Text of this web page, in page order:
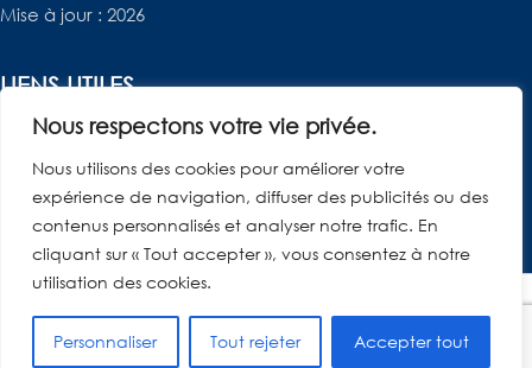
Nous respectons votre vie privée.
Nous utilisons des cookies pour améliorer votre
expérience de navigation, diffuser des publicités ou des
contenus personnalisés et analyser notre trafic. En
cliquant sur « Tout accepter », vous consentez à notre
utilisation des cookies.
Personnaliser Tout rejeter Accepter tout
Mise à jour : 2026
LIENS UTILES
Mentions Légales
Je gère mes données – RGPD
Contact